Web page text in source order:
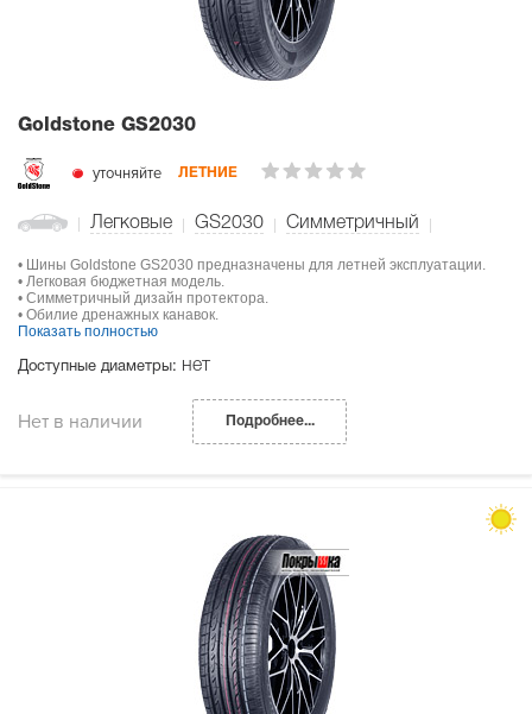
Goldstone GS2030
уточняйте ЛЕТНИЕ
Легковые GS2030 Симметричный
• Шины Goldstone GS2030 предназначены для летней эксплуатации.
• Легковая бюджетная модель.
• Симметричный дизайн протектора.
• Обилие дренажных канавок.
Показать полностью
Доступные диаметры: нет
Нет в наличии Подробнее...